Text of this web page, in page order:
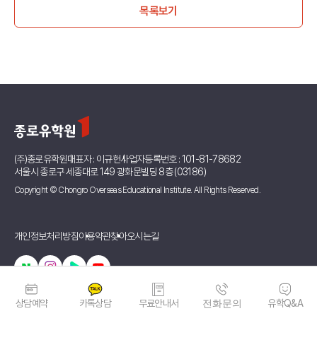
목록보기
상담예약 카톡상담 무료안내서 전화문의 유학Q&A
(주)종로유학원대표자 : 이규헌사업자등록번호 : 101-81-78682
서울시 종로구 세종대로 149 광화문빌딩 8층 (03186)
Copyright © Chongro Overseas Educational Institute. All Rights Reserved.
개인정보처리방침이용약관찾아오시는길